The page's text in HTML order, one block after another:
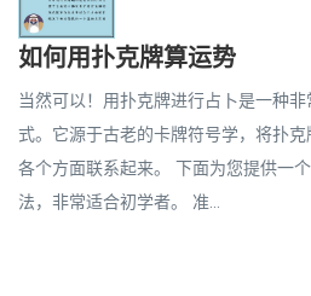
如何用扑克牌算运势
当然可以！用扑克牌进行占卜是一种
式。它源于古老的卡牌符号学，将扑
各个方面联系起来。 下面为您提供一
法，非常适合初学者。 准...